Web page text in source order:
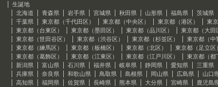
生誕地
北海道
青森県 岩手県 宮城県 秋田県 山形県 福島県
茨城県
千葉県
東京都（千代田区） 東京都（中央区） 東京都（港区）
東
東京都（台東区）
東京都（墨田区） 東京都（品川区）
東京都（大田
東京都（世田谷区）
東京都（渋谷区） 東京都（杉並区）
東京都（中
東京都（練馬区）
東京都（板橋区） 東京都（北区）
東京都（足立区
東京都（葛飾区）
東京都（江東区） 東京都（江戸川区）
東京都（都
新潟県
富山県 石川県 福井県 岐阜県 静岡県 愛知県
三重県
兵庫県
奈良県 和歌山県 鳥取県 島根県 岡山県 広島県
山口
高知県
福岡県 佐賀県 長崎県 熊本県 大分県 宮崎県
鹿児島